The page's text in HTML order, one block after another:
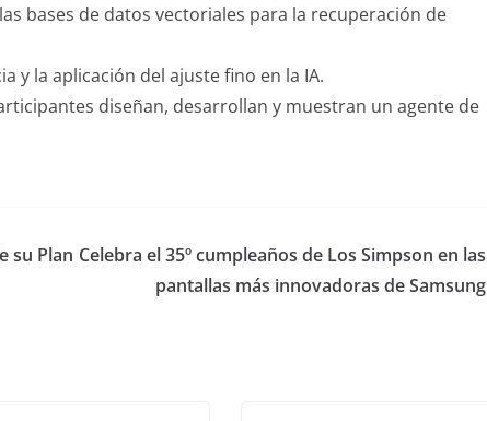
bases de datos vectoriales para la recuperación de
y la aplicación del ajuste fino en la IA.
diseñan, desarrollan y muestran un agente de
su Plan Celebra el 35º cumpleaños de Los Simpson en las
pantallas más innovadoras de Samsung